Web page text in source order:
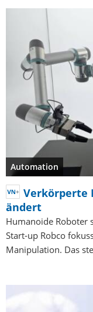
Automation
Verkörperte
ändert
Humanoide Roboter
Start-up Robco
Manipulation. Das